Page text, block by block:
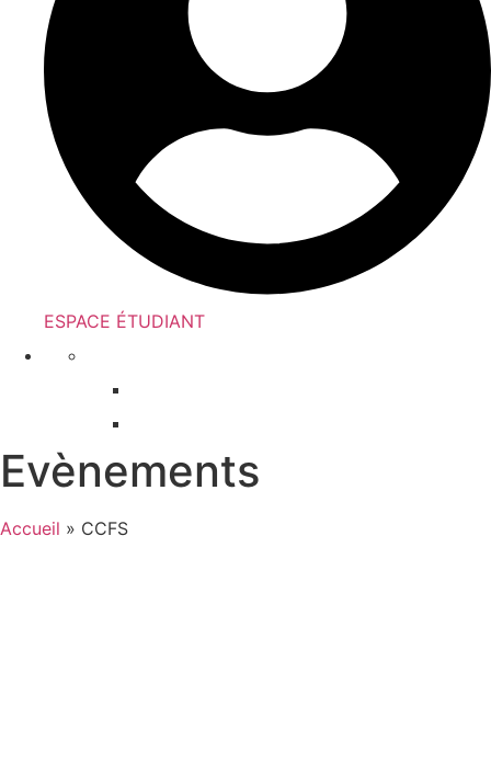
ESPACE ÉTUDIANT
Evènements
Accueil » CCFS